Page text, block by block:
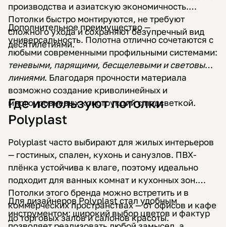
производства и азиатскую экономичность.
Потолки быстро монтируются, не требуют
сложного ухода и сохраняют безупречный вид
десятилетиями.
Дополнительное преимущество —
универсальность. Полотна отлично сочетаются с
любыми современными профильными системами:
теневыми, парящими, бесщелевыми и световыми
линиями. Благодаря прочности материала
возможно создание криволинейных и
многоуровневых конструкций с подсветкой.
Где используют потолки
Polyplast
Polyplast часто выбирают для жилых интерьеров
— гостиных, спален, кухонь и санузлов. ПВХ-
плёнка устойчива к влаге, поэтому идеально
подходит для ванных комнат и кухонных зон.
Потолки этого бренда можно встретить и в
коммерческих пространствах — от офисов и кафе
до торговых залов и салонов красоты.
Для дизайнеров Polyplast стал удобным
инструментом: широкий выбор цветов и фактур